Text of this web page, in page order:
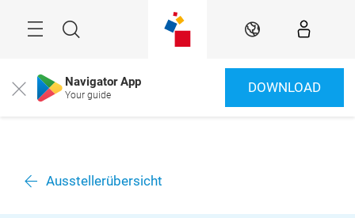
Suche DE
Close Navigator App
Your guide DOWNLOAD
Ausstellerübersicht